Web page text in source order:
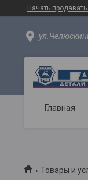
Начать
Главная
Товары и